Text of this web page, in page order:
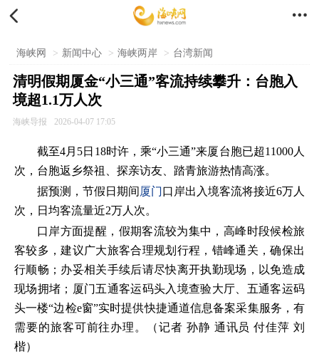
 
海峡网 > 新闻中心 > 海峡两岸 > 台湾新闻
清明假期厦金“小三通”客流持续攀升：台胞入
境超1.1万人次
海峡导报 2026-04-07 17:05
截至4月5日18时许，乘“小三通”来厦台胞已超11000人
次，台胞返乡祭祖、探亲访友、踏青旅游热情高涨。
据预测，节假日期间 厦门口岸出入境客流将接近6万人
次，日均客流量近2万人次。
口岸方面提醒，假期客流较为集中，高峰时段候检旅
客较多，建议广大旅客合理规划行程，错峰通关，确保出
行顺畅；办妥相关手续后请尽快离开执勤现场，以免造成
现场拥堵；厦门五通客运码头入境查验大厅、五通客运码
头一楼“边检e窗”实时提供快捷通道信息备案采集服务，有
需要的旅客可前往办理。（记者 孙静 通讯员 付佳萍 刘
楷）